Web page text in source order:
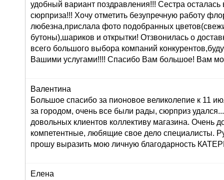
удобный вариант поздравления!!! Сестра осталась
сюрприза!!! Хочу отметить безупречную работу
любезна,прислала фото подобранных
бутоны),шариков и открытки! Отзвонилась о
всего большого выбора компаний
Вашими услугами!!!! Спасибо Вам большое! Вам
Валентина
Большое спасибо за пионовое великолепие к 11
за городом, очень все были рады, сюрприз
довольных клиентов коллективу магазина. Очень
компетентные, любящие свое дело специалисты.
прошу выразить мою личную благодарность
Елена